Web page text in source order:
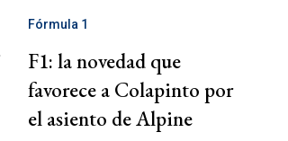
Fórmula 1
F1: la novedad que
favorece a Colapinto por
el asiento de Alpine